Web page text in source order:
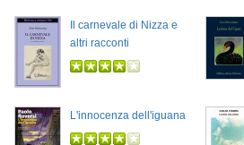
Il carnevale di Nizza e
altri racconti
L'innocenza dell'iguana